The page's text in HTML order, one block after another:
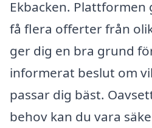
Ekbacken.
få flera offerter från
ger dig en bra grund
informerat beslut om
passar dig bäst.
behov kan du vara